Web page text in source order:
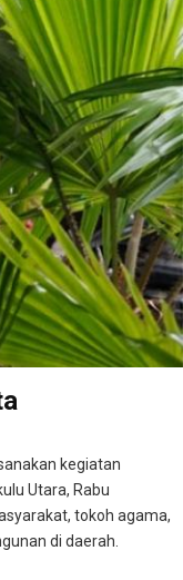
kegiatan
Utara, Rabu
tokoh agama,
di daerah.